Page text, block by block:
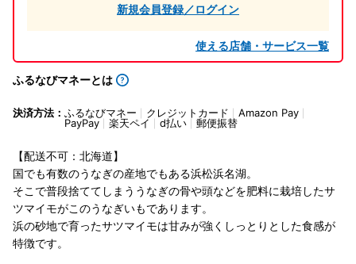
新規会員登録／ログイン
使える店舗・サービス一覧
ふるなびマネーとは
決済方法： ふるなびマネー クレジットカード
Amazon Pay
PayPay
楽天ペイ d払い 郵便振替
【配送不可：北海道】
国でも有数のうなぎの産地でもある浜松浜名湖。
そこで普段捨ててしまううなぎの骨や頭などを肥料に栽培したサ
ツマイモがこのうなぎいもであります。
浜の砂地で育ったサツマイモは甘みが強くしっとりとした食感が
特徴です。